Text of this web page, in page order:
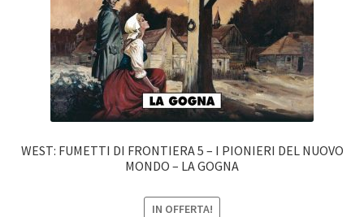
WEST: FUMETTI DI FRONTIERA 5 – I PIONIERI DEL NUOVO
MONDO – LA GOGNA
IN OFFERTA!